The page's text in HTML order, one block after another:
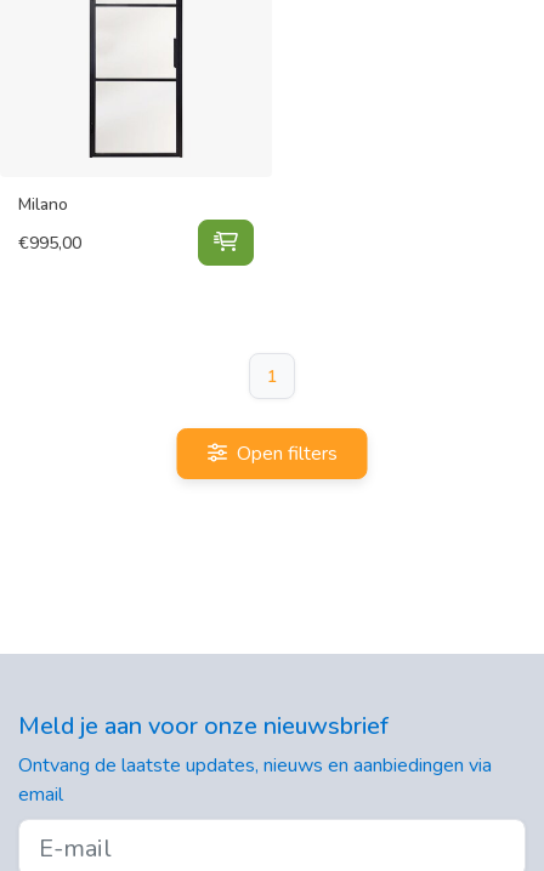
Milano
€995,00 Milano toevoegen aan winkelwagen
1
Open filters
Meld je aan voor onze nieuwsbrief
Ontvang de laatste updates, nieuws en aanbiedingen via
email